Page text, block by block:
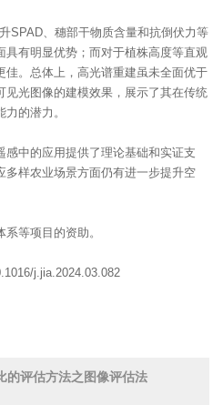
SPAD、穗部干物质含量和抗倒伏力等
有明显优势；而对于植株高度等直观
佳。总体上，高光谱重建虽未全面优于
见光图像的建模效果，展示了其在传统
的潜力。
中的应用提供了理论基础和实证支
多样农业场景方面仍有进一步提升空
等项目的资助。
j.jia.2024.03.082
的评估方法之图像评估法